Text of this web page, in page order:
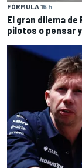
FÓRMULA 15 h
El gran dilema
pilotos o pensar